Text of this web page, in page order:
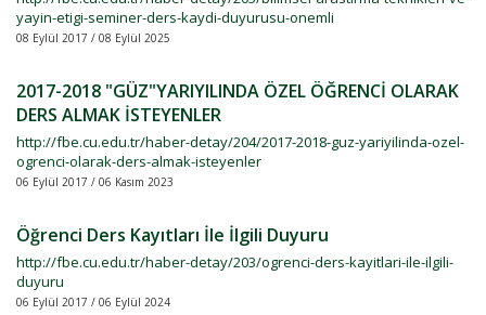
yayin-etigi-seminer-ders-kaydi-duyurusu-onemli
08 Eylül 2017 / 08 Eylül 2025
2017-2018 "GÜZ"YARIYILINDA ÖZEL ÖĞRENCİ OLARAK
DERS ALMAK İSTEYENLER
http://fbe.cu.edu.tr/haber-detay/204/2017-2018-guz-yariyilinda-ozel-
ogrenci-olarak-ders-almak-isteyenler
06 Eylül 2017 / 06 Kasım 2023
Öğrenci Ders Kayıtları İle İlgili Duyuru
http://fbe.cu.edu.tr/haber-detay/203/ogrenci-ders-kayitlari-ile-ilgili-
duyuru
06 Eylül 2017 / 06 Eylül 2024